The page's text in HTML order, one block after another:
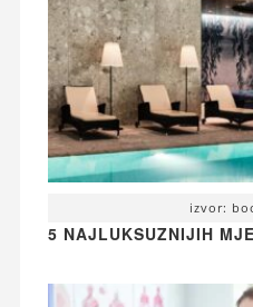
izvor:
5 NAJLUKSUZNIJIH